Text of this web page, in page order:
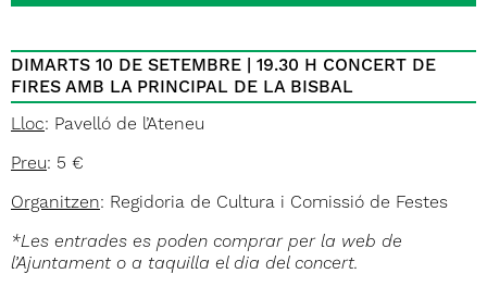
DIMARTS 10 DE SETEMBRE | 19.30 H CONCERT DE
FIRES AMB LA PRINCIPAL DE LA BISBAL
Lloc: Pavelló de l’Ateneu
Preu: 5 €
Organitzen: Regidoria de Cultura i Comissió de Festes
*Les entrades es poden comprar per la web de
l’Ajuntament o a taquilla el dia del concert.